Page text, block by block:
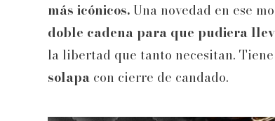
más icónicos.Una novedad en ese
doble cadena para que pudiera
la libertad que tanto necesitan. Tiene
solapa con cierre de candado.